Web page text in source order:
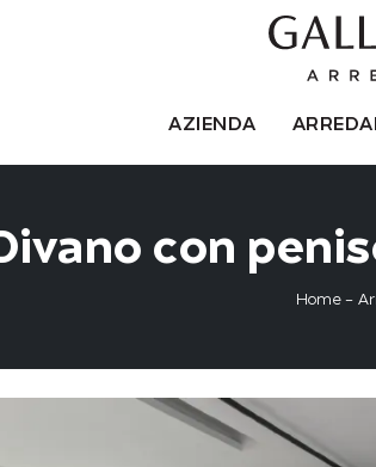
AZIENDA
con
Home-